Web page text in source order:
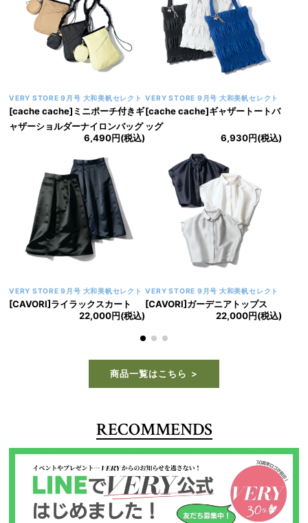
VERY STORE 9月号 大和美帆セレクト
[cache cache]ミニポーチ付きギ
ャザーショルダーナイロンバッグ
6,490円(税込)
VERY STORE 9月号 大和美帆セレクト
[cache cache]ギャザートートバ
ッグ
6,930円(税込)
VERY STORE 9月号 大和美帆セレクト
[CAVORI]ライラックスカート
22,000円(税込)
VERY STORE 9月号 大和美帆セレクト
[CAVORI]ガーデニアトップス
22,000円(税込)
商品一覧はこちら
RECOMMENDS